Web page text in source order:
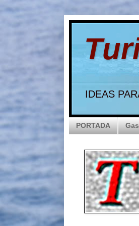
IDEAS
PORTADA